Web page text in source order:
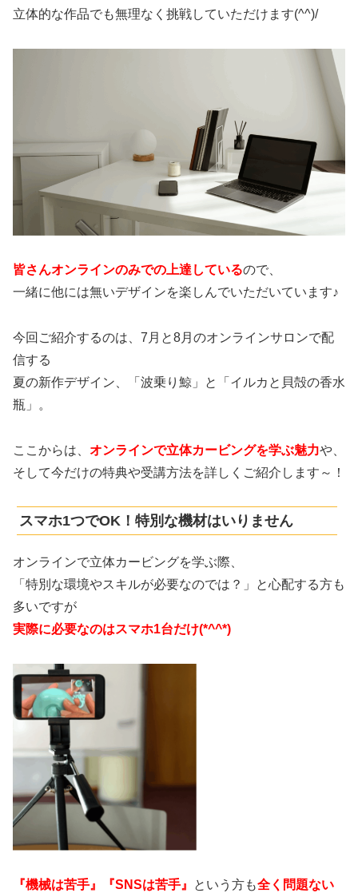
立体的な作品でも無理なく挑戦していただけます(^^)/
皆さんオンラインのみでの上達しているので、
一緒に他には無いデザインを楽しんでいただいています♪
今回ご紹介するのは、 7月と8月のオンラインサロンで配
信する
夏の新作デザイン、「 波乗り鯨」と「イルカと貝殻の香水
瓶」。
ここからは、 オンラインで立体カービングを学ぶ魅力や、
そして今だけの特典や受講方法を詳しくご紹介します～！
スマホ1つでOK！特別な機材はいりません
オンラインで立体カービングを学ぶ際、
「特別な環境やスキルが必要なのでは？」と心配する方も
多いですが
実際に必要なのはスマホ1台だけ(*^^*)
『機械は苦手』『SNSは苦手』 という方も全く問題ない